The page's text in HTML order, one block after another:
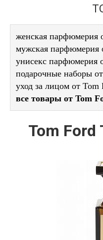
женская парфюмерия
мужская парфюмерия
унисекс парфюмерия
подарочные наборы
уход за лицом от Tom
все товары от Tom
Tom Ford